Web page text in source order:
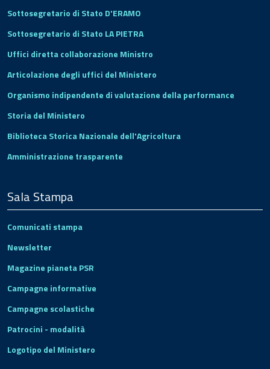
Sottosegretario di Stato D'ERAMO
Sottosegretario di Stato LA PIETRA
Uffici diretta collaborazione Ministro
Articolazione degli uffici del Ministero
Organismo indipendente di valutazione della performance
Storia del Ministero
Biblioteca Storica Nazionale dell'Agricoltura
Amministrazione trasparente
Sala Stampa
Comunicati stampa
Newsletter
Magazine pianeta PSR
Campagne informative
Campagne scolastiche
Patrocini - modalità
Logotipo del Ministero